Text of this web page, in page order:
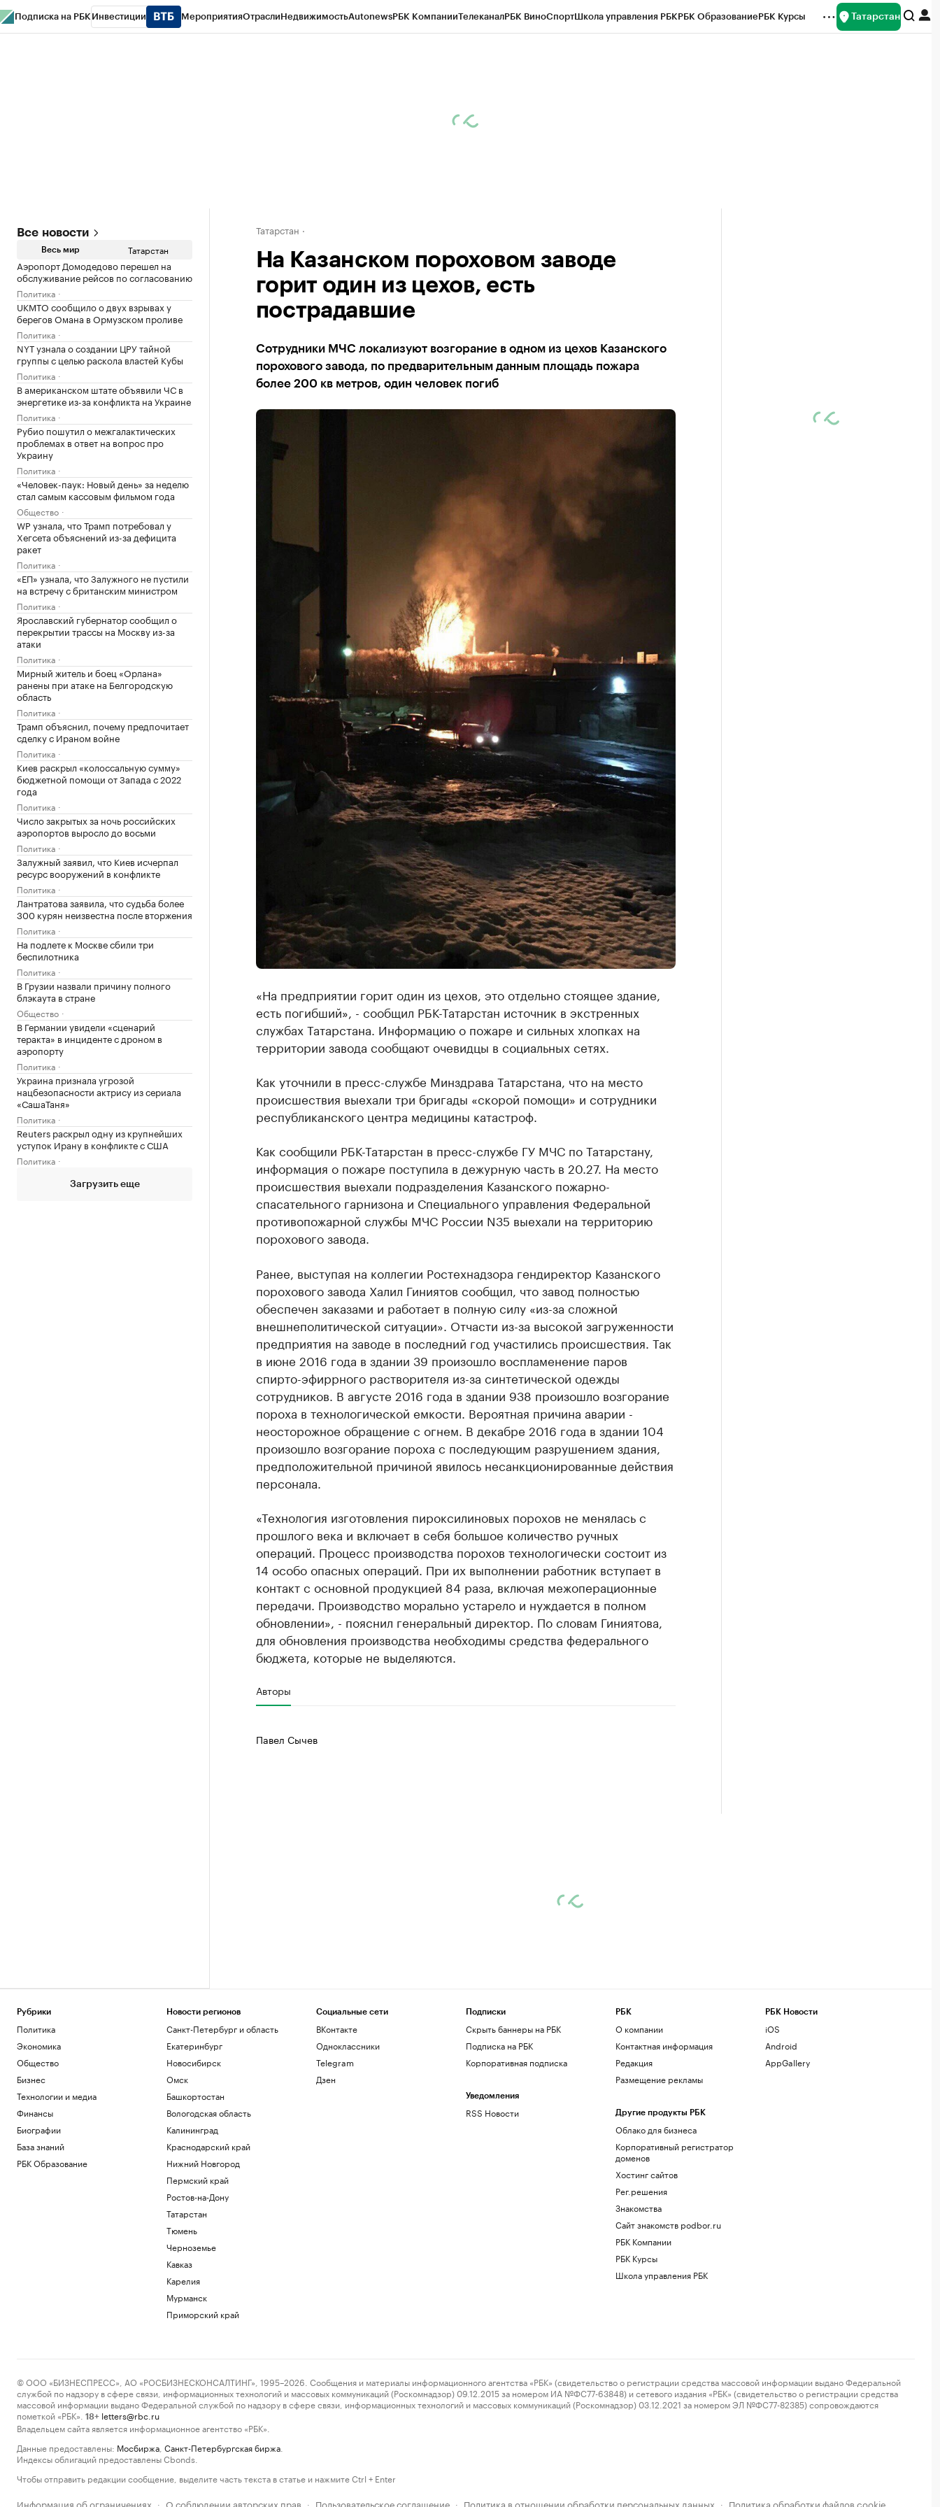
Подписка на РБК Инвестиции МероприятияОтраслиНедвижимостьAutonewsРБК КомпанииТелеканалРБК ВиноСпортШкола управления РБКРБК ОбразованиеРБК Курсы Татарстан
Все новости
Весь мир Татарстан
Аэропорт Домодедово перешел на
обслуживание рейсов по согласованию
Политика
UKMTO сообщило о двух взрывах у
берегов Омана в Ормузском проливе
Политика
NYT узнала о создании ЦРУ тайной
группы с целью раскола властей Кубы
Политика
В американском штате объявили ЧС в
энергетике из-за конфликта на Украине
Политика
Рубио пошутил о межгалактических
проблемах в ответ на вопрос про
Украину
Политика
«Человек-паук: Новый день» за неделю
стал самым кассовым фильмом года
Общество
WP узнала, что Трамп потребовал у
Хегсета объяснений из-за дефицита
ракет
Политика
«ЕП» узнала, что Залужного не пустили
на встречу с британским министром
Политика
Ярославский губернатор сообщил о
перекрытии трассы на Москву из-за
атаки
Политика
Мирный житель и боец «Орлана»
ранены при атаке на Белгородскую
область
Политика
Трамп объяснил, почему предпочитает
сделку с Ираном войне
Политика
Киев раскрыл «колоссальную сумму»
бюджетной помощи от Запада с 2022
года
Политика
Число закрытых за ночь российских
аэропортов выросло до восьми
Политика
Залужный заявил, что Киев исчерпал
ресурс вооружений в конфликте
Политика
Лантратова заявила, что судьба более
300 курян неизвестна после вторжения
Политика
На подлете к Москве сбили три
беспилотника
Политика
В Грузии назвали причину полного
блэкаута в стране
Общество
В Германии увидели «сценарий
теракта» в инциденте с дроном в
аэропорту
Политика
Украина признала угрозой
нацбезопасности актрису из сериала
«СашаТаня»
Политика
Reuters раскрыл одну из крупнейших
уступок Ирану в конфликте с США
Политика
Загрузить еще
Татарстан
На Казанском пороховом заводе
горит один из цехов, есть
пострадавшие
Сотрудники МЧС локализуют возгорание в одном из цехов Казанского
порохового завода, по предварительным данным площадь пожара
более 200 кв метров, один человек погиб
«На предприятии горит один из цехов, это отдельно стоящее здание,
есть погибший», - сообщил РБК-Татарстан источник в экстренных
службах Татарстана. Информацию о пожаре и сильных хлопках на
территории завода сообщают очевидцы в социальных сетях.
Как уточнили в пресс-службе Минздрава Татарстана, что на место
происшествия выехали три бригады «скорой помощи» и сотрудники
республиканского центра медицины катастроф.
Как сообщили РБК-Татарстан в пресс-службе ГУ МЧС по Татарстану,
информация о пожаре поступила в дежурную часть в 20.27. На место
происшествия выехали подразделения Казанского пожарно-
спасательного гарнизона и Специального управления Федеральной
противопожарной службы МЧС России N35 выехали на территорию
порохового завода.
Ранее, выступая на коллегии Ростехнадзора гендиректор Казанского
порохового завода Халил Гиниятов сообщил, что завод полностью
обеспечен заказами и работает в полную силу «из-за сложной
внешнеполитической ситуации». Отчасти из-за высокой загруженности
предприятия на заводе в последний год участились происшествия. Так
в июне 2016 года в здании 39 произошло воспламенение паров
спирто-эфиррного растворителя из-за синтетической одежды
сотрудников. В августе 2016 года в здании 938 произошло возгорание
пороха в технологической емкости. Вероятная причина аварии -
неосторожное обращение с огнем. В декабре 2016 года в здании 104
произошло возгорание пороха с последующим разрушением здания,
предположительной причиной явилось несанкционированные действия
персонала.
«Технология изготовления пироксилиновых порохов не менялась с
прошлого века и включает в себя большое количество ручных
операций. Процесс производства порохов технологически состоит из
14 особо опасных операций. При их выполнении работник вступает в
контакт с основной продукцией 84 раза, включая межоперационные
передачи. Производство морально устарело и нуждается в полном
обновлении», - пояснил генеральный директор. По словам Гиниятова,
для обновления производства необходимы средства федерального
бюджета, которые не выделяются.
Авторы
Павел Сычев
Рубрики
Политика
Экономика
Общество
Бизнес
Технологии и медиа
Финансы
Биографии
База знаний
РБК Образование
Новости регионов
Санкт-Петербург и область
Екатеринбург
Новосибирск
Омск
Башкортостан
Вологодская область
Калининград
Краснодарский край
Нижний Новгород
Пермский край
Ростов-на-Дону
Татарстан
Тюмень
Черноземье
Кавказ
Карелия
Мурманск
Приморский край
Социальные сети
ВКонтакте
Одноклассники
Telegram
Дзен
Подписки
Скрыть баннеры на РБК
Подписка на РБК
Корпоративная подписка
Уведомления
RSS Новости
РБК
О компании
Контактная информация
Редакция
Размещение рекламы
Другие продукты РБК
Облако для бизнеса
Корпоративный регистратор
доменов
Хостинг сайтов
Рег.решения
Знакомства
Сайт знакомств podbor.ru
РБК Компании
РБК Курсы
Школа управления РБК
РБК Новости
iOS
Android
AppGallery
© ООО «БИЗНЕСПРЕСС», АО «РОСБИЗНЕСКОНСАЛТИНГ», 1995–2026. Сообщения и материалы информационного агентства «РБК» (свидетельство о регистрации средства массовой информации выдано Федеральной
службой по надзору в сфере связи, информационных технологий и массовых коммуникаций (Роскомнадзор) 09.12.2015 за номером ИА №ФС77-63848) и сетевого издания «РБК» (свидетельство о регистрации средства
массовой информации выдано Федеральной службой по надзору в сфере связи, информационных технологий и массовых коммуникаций (Роскомнадзор) 03.12.2021 за номером ЭЛ №ФС77-82385) сопровождаются
пометкой «РБК».
18+ letters@rbc.ru
Владельцем сайта является информационное агентство «РБК».
Данные предоставлены: Мосбиржа Санкт-Петербургская биржа
Индексы облигаций предоставлены Cbonds.
Чтобы отправить редакции сообщение, выделите часть текста в статье и нажмите Ctrl + Enter
Информация об ограничениях · О соблюдении авторских прав · Пользовательское соглашение · Политика в отношении обработки персональных данных · Политика обработки файлов cookie